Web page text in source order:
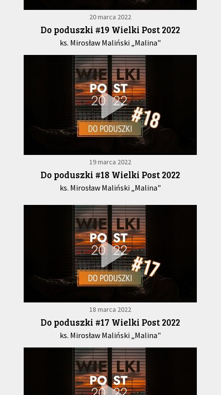
20 marca 2022
Do poduszki #19 Wielki Post 2022
ks. Mirosław Maliński „Malina"
19 marca 2022
Do poduszki #18 Wielki Post 2022
ks. Mirosław Maliński „Malina"
18 marca 2022
Do poduszki #17 Wielki Post 2022
ks. Mirosław Maliński „Malina"